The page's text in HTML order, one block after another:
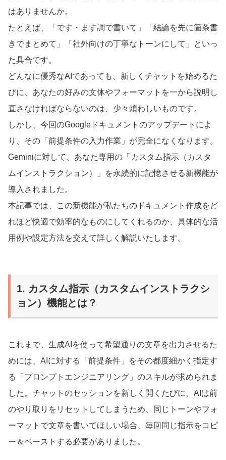
はありませんか。
たとえば、「です・ます調で書いて」「結論を先に箇条書
きでまとめて」「社外向けの丁寧なトーンにして」といっ
た具合です。
どんなに優秀なAIであっても、新しくチャットを始めるた
びに、あなたの好みの文体やフォーマットを一から説明し
直さなければならないのは、少々煩わしいものです。
しかし、今回のGoogleドキュメントのアップデートによ
り、その「前提条件の入力作業」が完全になくなります。
Geminiに対して、あなた専用の「カスタム指示（カスタ
ムインストラクション）」を永続的に記憶させる新機能が
導入されました。
本記事では、この新機能が私たちのドキュメント作成をど
れほど快適で効率的なものにしてくれるのか、具体的な活
用例や設定方法を交えて詳しく解説いたします。
1. カスタム指示（カスタムインストラクシ
ョン）機能とは？
これまで、生成AIを使って希望通りの文章を出力させるた
めには、AIに対する「前提条件」をその都度細かく指定す
る「プロンプトエンジニアリング」のスキルが求められま
した。チャットのセッションを新しく開くたびに、AIは前
のやり取りをリセットしてしまうため、同じトーンやフォ
ーマットで文章を書いてほしい場合、毎回同じ指示をコピ
ー＆ペーストする必要がありました。